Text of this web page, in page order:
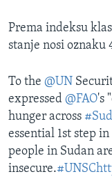
Prema indeksu
stanje nosi oznaku
To the @UN
expressed @FAO's
hunger across
essential 1st step
people in Sudan
insecure.#UNSC